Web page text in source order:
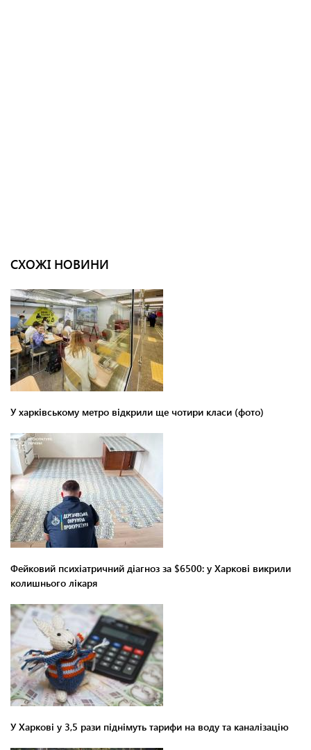
СХОЖІ НОВИНИ
У харківському метро відкрили ще чотири класи (фото)
Фейковий психіатричний діагноз за $6500: у Харкові викрили
колишнього лікаря
У Харкові у 3,5 рази піднімуть тарифи на воду та каналізацію